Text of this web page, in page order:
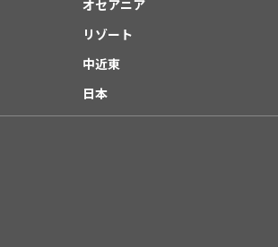
オセアニア
リゾート
中近東
日本